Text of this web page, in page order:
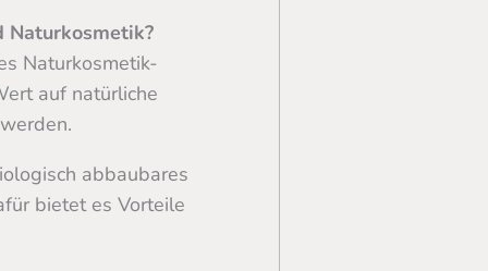
Naturkosmetik?
Naturkosmetik-
auf natürliche
abbaubares
bietet es Vorteile